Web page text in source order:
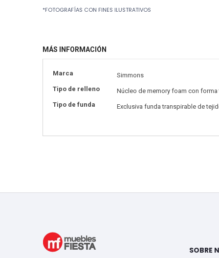
to
the
images
gallery
*FOTOGRAFÍAS CON FINES ILUSTRATIVOS
MÁS INFORMACIÓN
Más
Marca
Simmons
Tipo de relleno
Núcleo de memory foam con
Tipo de funda
Exclusiva funda transpirable de
SOBRE